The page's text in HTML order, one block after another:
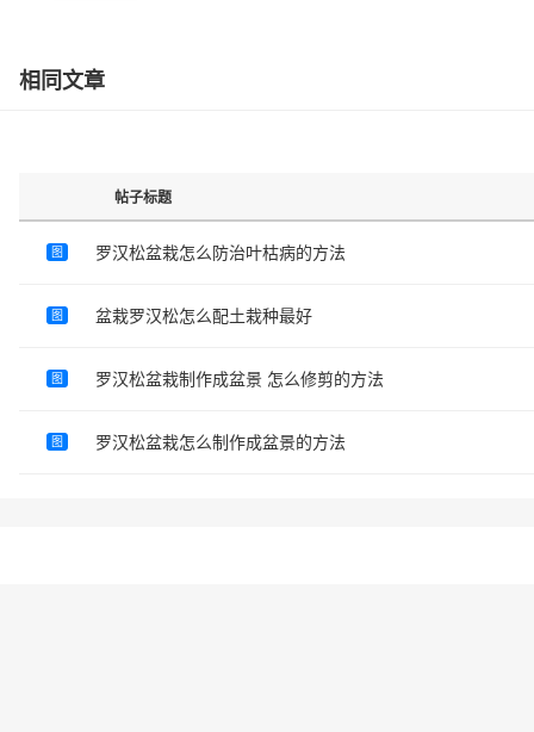
相同文章
帖子标题
图 罗汉松盆栽怎么防治叶枯病的方法
图 盆栽罗汉松怎么配土栽种最好
图 罗汉松盆栽制作成盆景 怎么修剪的方法
图 罗汉松盆栽怎么制作成盆景的方法